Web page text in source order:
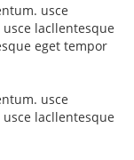
usce
lacllentesque
eget tempor
usce
lacllentesque